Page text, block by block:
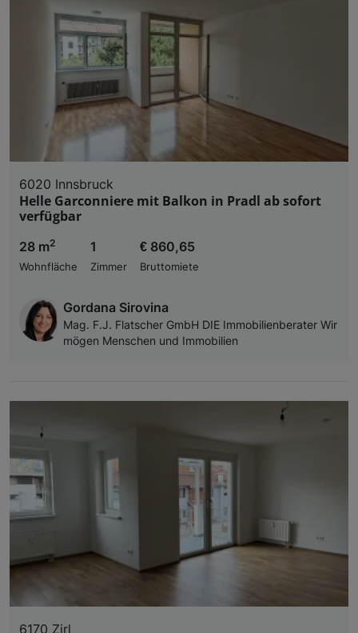
6020 Innsbruck
Helle Garconniere mit Balkon in Pradl ab sofort
verfügbar
28 m2
Wohnfläche
1
Zimmer
€ 860,65
Bruttomiete
Gordana Sirovina
Mag. F.J. Flatscher GmbH DIE Immobilienberater Wir
mögen Menschen und Immobilien
6170 Zirl